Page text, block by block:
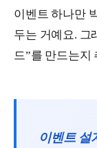
이벤트 하나만
두는 거예요. 그
드”를 만드는지
이벤트 설